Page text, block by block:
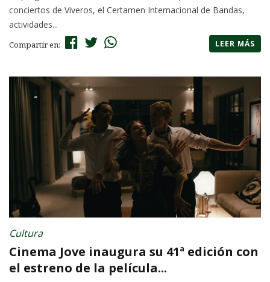
conciertos de Viveros, el Certamen Internacional de Bandas,
actividades...
Compartir en: LEER MÁS
Cultura
Cinema Jove inaugura su 41ª edición con
el estreno de la película...